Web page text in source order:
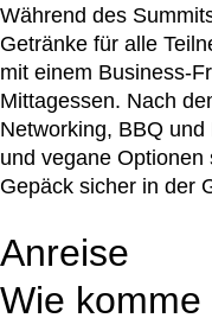
Während des
Getränke für alle
mit einem Business-
Mittagessen. Nach
Networking, BBQ
und vegane
Gepäck sicher in der
Anreise
Wie komme